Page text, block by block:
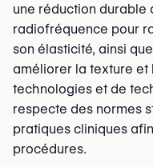
une réduction durable
radiofréquence pour
son élasticité, ainsi
améliorer la texture et
technologies et de
respecte des normes
pratiques cliniques
procédures.